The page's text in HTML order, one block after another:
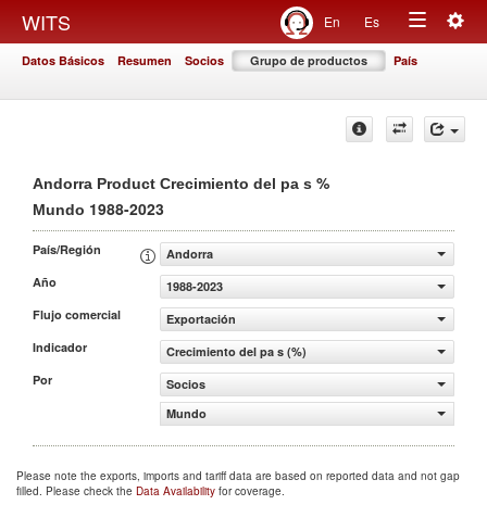
WITS En Es
Toggle
Datos Básicos Resumen Socios Grupo de productos País
Andorra Product Crecimiento del pa s %
Mundo 1988-2023
País/Región
Andorra
Año
1988-2023
Flujo comercial
Exportación
Indicador
Crecimiento del pa s (%)
Por
Socios
Mundo
Please note the exports, imports and tariff data are based on reported data and not gap
filled. Please check the Data Availability for coverage.